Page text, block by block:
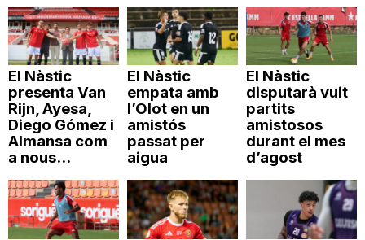
El Nàstic
presenta Van
Rijn, Ayesa,
Diego Gómez i
Almansa com
a nous...
El Nàstic
empata amb
l’Olot en un
amistós
passat per
aigua
El Nàstic
disputarà vuit
partits
amistosos
durant el mes
d’agost